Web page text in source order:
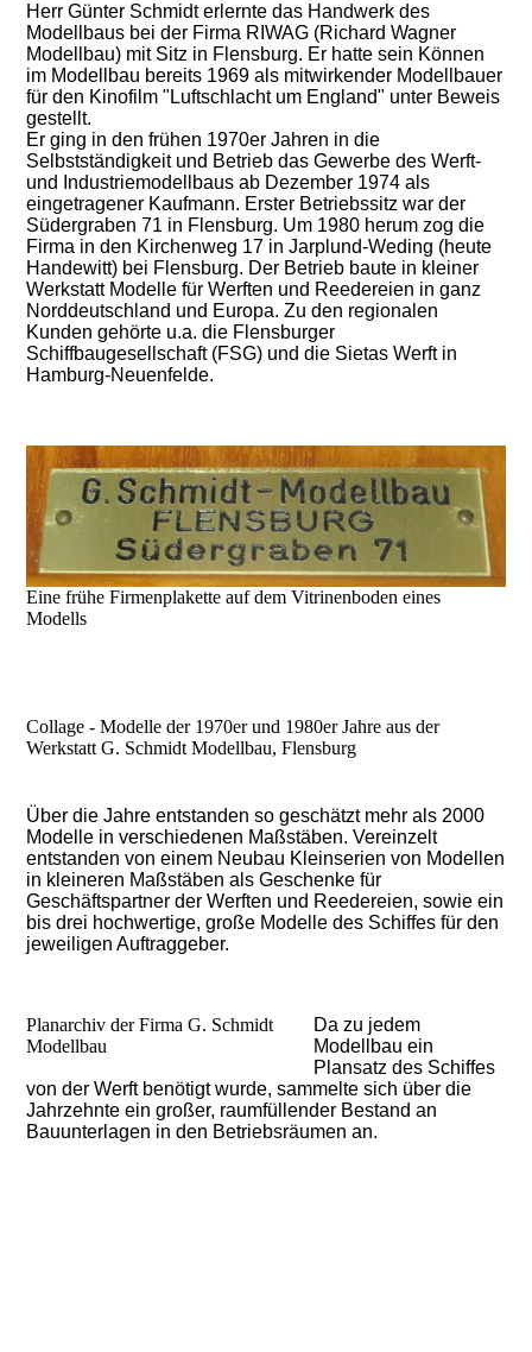
Herr Günter Schmidt erlernte das Handwerk des
Modellbaus bei der Firma RIWAG (Richard Wagner
Modellbau) mit Sitz in Flensburg. Er hatte sein Können
im Modellbau bereits 1969 als mitwirkender Modellbauer
für den Kinofilm "Luftschlacht um England" unter Beweis
gestellt.
Er ging in den frühen 1970er Jahren in die
Selbstständigkeit und Betrieb das Gewerbe des Werft-
und Industriemodellbaus ab Dezember 1974 als
eingetragener Kaufmann. Erster Betriebssitz war der
Südergraben 71 in Flensburg. Um 1980 herum zog die
Firma in den Kirchenweg 17 in Jarplund-Weding (heute
Handewitt) bei Flensburg. Der Betrieb baute in kleiner
Werkstatt Modelle für Werften und Reedereien in ganz
Norddeutschland und Europa. Zu den regionalen
Kunden gehörte u.a. die Flensburger
Schiffbaugesellschaft (FSG) und die Sietas Werft in
Hamburg-Neuenfelde.
Eine frühe Firmenplakette auf dem Vitrinenboden eines
Modells
Collage - Modelle der 1970er und 1980er Jahre aus der
Werkstatt G. Schmidt Modellbau, Flensburg
Über die Jahre entstanden so geschätzt mehr als 2000
Modelle in verschiedenen Maßstäben. Vereinzelt
entstanden von einem Neubau Kleinserien von Modellen
in kleineren Maßstäben als Geschenke für
Geschäftspartner der Werften und Reedereien, sowie ein
bis drei hochwertige, große Modelle des Schiffes für den
jeweiligen Auftraggeber.
Planarchiv der Firma G. Schmidt
Modellbau
Da zu jedem
Modellbau ein
Plansatz des Schiffes
von der Werft benötigt wurde, sammelte sich über die
Jahrzehnte ein großer, raumfüllender Bestand an
Bauunterlagen in den Betriebsräumen an.